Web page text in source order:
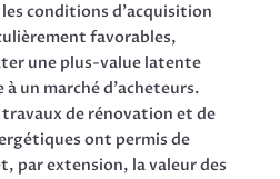
conditions d’acquisition
favorables,
une plus-value latente
un marché d’acheteurs.
de rénovation et de
ont permis de
par extension, la valeur des